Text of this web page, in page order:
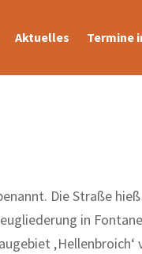
Aktuelles Termine
Die Straße
in
‚Hellenbroich‘